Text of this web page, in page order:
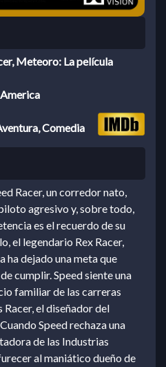
Meteoro: La película
Comedia
Racer, un corredor nato,
agresivo y, sobre todo,
es el recuerdo de su
el legendario Rex Racer,
ha dejado una meta que
cumplir. Speed siente una
familiar de las carreras
el diseñador del
Speed rechaza una
de las Industrias
al maniático dueño de